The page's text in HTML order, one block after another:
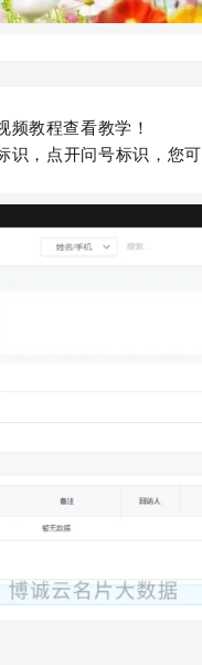
教程查看教学！
识，点开问号标识，您可